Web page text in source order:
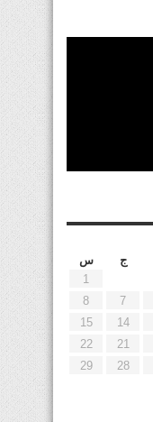
ج
س
1
7
8
14
15
21
22
28
29